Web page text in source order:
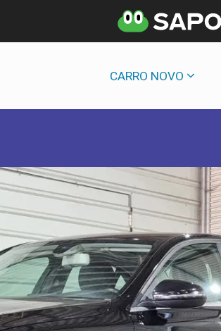
CARRO NOVO